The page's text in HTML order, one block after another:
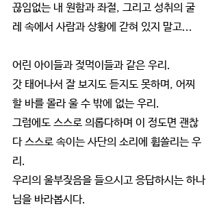
끊임없는 내 원함과 좌절, 그리고 성취의 굴
레 속에서 사람과 상황에 갇혀 있지 말고...
어린 아이들과 젖먹이들과 같은 우리.
갓 태어나서 잘 보지도 듣지도 못하며, 어찌
할 바를 몰라 울 수 밖에 없는 우리.
그럼에도 스스로 의롭다하며 이 정도면 괜찮
다 스스로 속이는 사단의 소리에 휩쓸리는 우
리.
우리의 울부짖음을 들으시고 응답하시는 하나
님을 바라봅시다.